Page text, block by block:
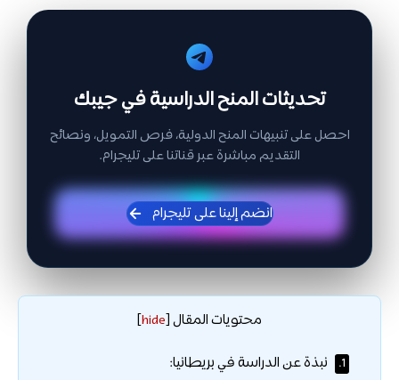
تحديثات المنح الدراسية في جيبك
احصل على تنبيهات المنح الدولية، فرص التمويل، ونصائح
التقديم مباشرة عبر قناتنا على تليجرام.
انضم إلينا على تليجرام
محتويات المقال [
hide
]
1. نبذة عن الدراسة في بريطانيا: